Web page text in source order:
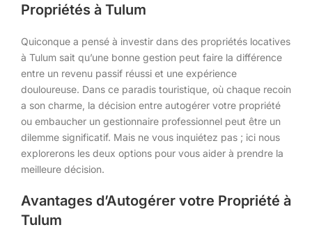
Propriétés à Tulum
Quiconque a pensé à investir dans des propriétés locatives
à Tulum sait qu’une bonne gestion peut faire la différence
entre un revenu passif réussi et une expérience
douloureuse. Dans ce paradis touristique, où chaque recoin
a son charme, la décision entre autogérer votre propriété
ou embaucher un gestionnaire professionnel peut être un
dilemme significatif. Mais ne vous inquiétez pas ; ici nous
explorerons les deux options pour vous aider à prendre la
meilleure décision.
Avantages d’Autogérer votre Propriété à
Tulum